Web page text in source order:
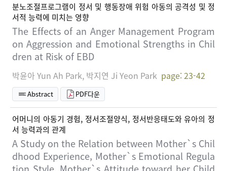
분노조절프로그램이 정서 및 행동장애 위험 아동의 공격성 및 정
서적 능력에 미치는 영향
The Effects of an Anger Management Program
on Aggression and Emotional Strengths in Chil
dren at Risk of EBD
박윤아 Yun Ah Park, 박지연 Ji Yeon Park page: 23-42
Abstract PDF다운
어머니의 아동기 경험, 정서조절양식, 정서반응태도와 유아의 정
서 능력과의 관계
A Study on the Relation between Mother`s Chil
dhood Experience, Mother`s Emotional Regula